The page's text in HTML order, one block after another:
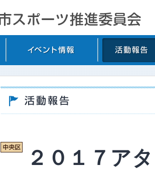
２０１７ア